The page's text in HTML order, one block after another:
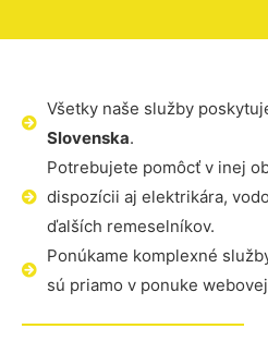
Všetky naše služby
Slovenska.
Potrebujete pomôcť v inej
dispozícii aj elektrikára,
ďalších remeselníkov.
Ponúkame komplexné
sú priamo v ponuke